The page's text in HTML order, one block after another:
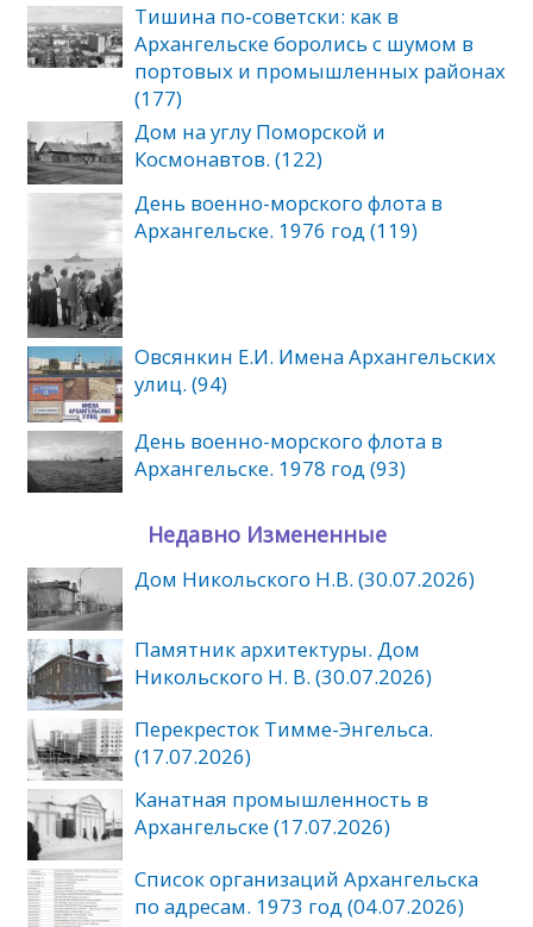
Тишина по‑советски: как в
Архангельске боролись с шумом в
портовых и промышленных районах
(177)
Дом на углу Поморской и
Космонавтов. (122)
День военно-морского флота в
Архангельске. 1976 год (119)
Овсянкин Е.И. Имена Архангельских
улиц. (94)
День военно-морского флота в
Архангельске. 1978 год (93)
Недавно Измененные
Дом Никольского Н.В. (30.07.2026)
Памятник архитектуры. Дом
Никольского Н. В. (30.07.2026)
Перекресток Тимме-Энгельса.
(17.07.2026)
Канатная промышленность в
Архангельске (17.07.2026)
Список организаций Архангельска
по адресам. 1973 год (04.07.2026)